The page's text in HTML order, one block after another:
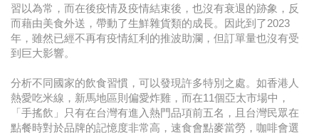
習以為常，而在後疫情及疫情結束後，也沒有衰退的跡象，反
而藉由美食外送，帶動了生鮮雜貨類的成長。因此到了2023
年，雖然已經不再有疫情紅利的推波助瀾，但訂單量也沒有受
到巨大影響。
分析不同國家的飲食習慣，可以發現許多特別之處。如香港人
熱愛吃米線，新馬地區則偏愛炸雞，而在11個亞太市場中，
「手搖飲」只有在台灣有進入熱門品項前五名，且台灣民眾在
點餐時對於品牌的記憶度非常高，速食會點麥當勞，咖啡會選